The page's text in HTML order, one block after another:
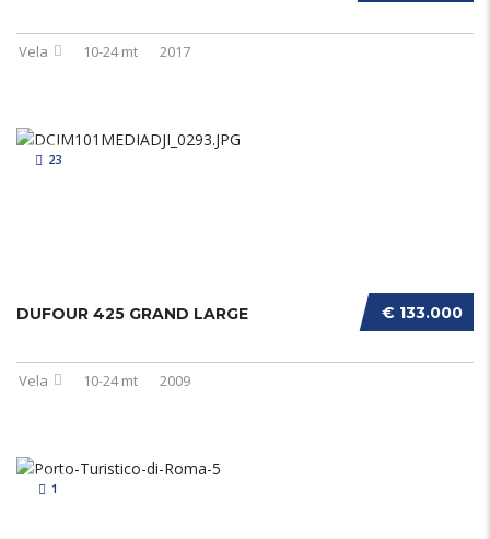
Vela 10-24 mt 2017
23
€ 133.000
DUFOUR 425 GRAND LARGE
Vela 10-24 mt 2009
1